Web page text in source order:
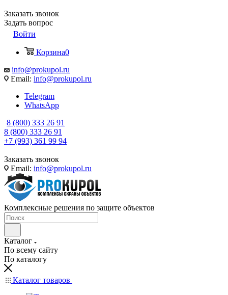
Заказать звонок
Задать вопрос
Войти
Корзина0
info@prokupol.ru
Email: info@prokupol.ru
Telegram
WhatsApp
8 (800) 333 26 91
8 (800) 333 26 91
+7 (993) 361 99 94
Заказать звонок
Email: info@prokupol.ru
Комплексные решения по защите объектов
Каталог
По всему сайту
По каталогу
Каталог товаров